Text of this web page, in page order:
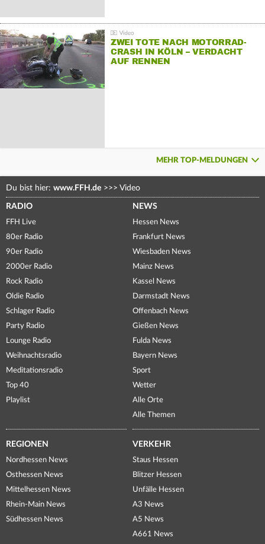
ZWEI TOTE NACH MOTORRAD-
CRASH IN KÖLN – VERDACHT
AUF RENNEN
MEHR TOP-MELDUNGEN
Du bist hier: www.FFH.de >>> Video
RADIO
FFH Live
80er Radio
90er Radio
2000er Radio
Rock Radio
Oldie Radio
Schlager Radio
Party Radio
Lounge Radio
Weihnachtsradio
Meditationsradio
Top 40
Playlist
NEWS
Hessen News
Frankfurt News
Wiesbaden News
Mainz News
Kassel News
Darmstadt News
Offenbach News
Gießen News
Fulda News
Bayern News
Sport
Wetter
Alle Orte
Alle Themen
REGIONEN
Nordhessen News
Osthessen News
Mittelhessen News
Rhein-Main News
Südhessen News
VERKEHR
Staus Hessen
Blitzer Hessen
Unfälle Hessen
A3 News
A5 News
A661 News